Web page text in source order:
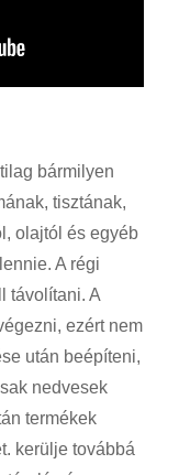
bármilyen
tisztának,
olajtól és egyéb
A régi
távolítani. A
ezért nem
után beépíteni,
nedvesek
termékek
kerülje továbbá